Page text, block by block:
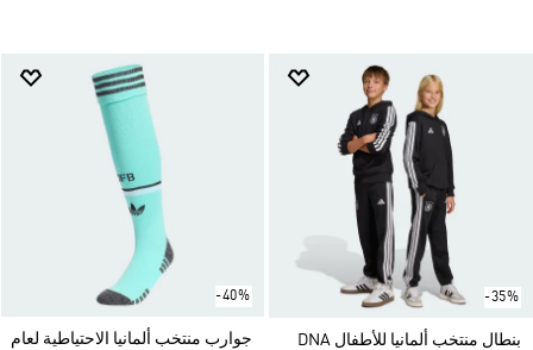
-35%
بنطال منتخب ألمانيا للأطفال DNA
-40%
جوارب منتخب ألمانيا الاحتياطية لعام